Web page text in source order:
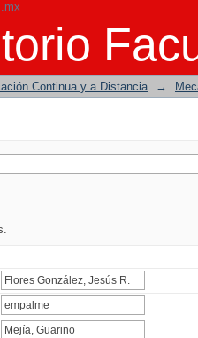
Continua y a Distancia →